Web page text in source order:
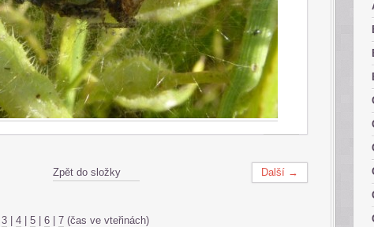
Další →
Zpět do složky
3 4 5 6 7 (čas ve vteřinách)